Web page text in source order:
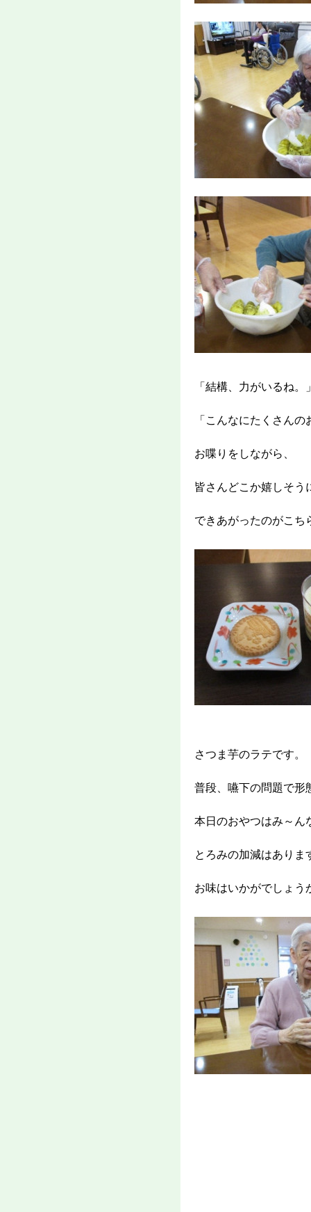
「結構、力がいるね。
「こんなにたくさん
お喋りをしながら、
皆さんどこか嬉しそう
できあがったのがこち
さつま芋のラテです。
普段、嚥下の問題で形
本日のおやつはみ～ん
とろみの加減はありま
お味はいかがでしょう